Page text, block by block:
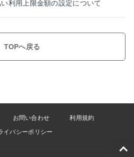
い利用上限金額の設定について
TOPへ戻る
お問い合わせ
利用規約
イバシーポリシー